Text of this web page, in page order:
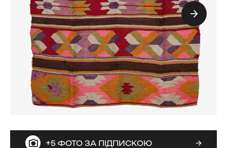
+5 ФОТО ЗА ПІДПИСКОЮ